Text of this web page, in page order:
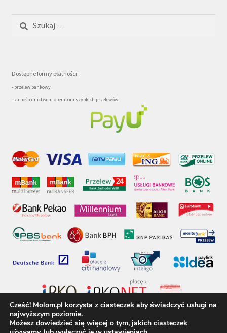
Dostępne formy płatności:
- przelew bankowy
- za pośrednictwem operatora szybkich przelewów
Cześć! Molom.pl korzysta z ciasteczek aby świadczyć usługi na
najwyższym poziomie.
Możesz dowiedzieć się więcej o tym, jakich ciasteczek